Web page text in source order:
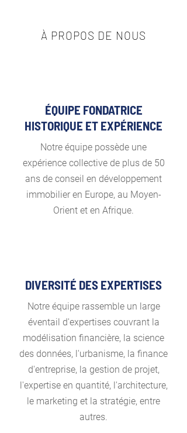
À PROPOS DE NOUS
ÉQUIPE FONDATRICE
HISTORIQUE ET EXPÉRIENCE
Notre équipe possède une
expérience collective de plus de 50
ans de conseil en développement
immobilier en Europe, au Moyen-
Orient et en Afrique.
DIVERSITÉ DES EXPERTISES
Notre équipe rassemble un large
éventail d'expertises couvrant la
modélisation financière, la science
des données, l'urbanisme, la finance
d'entreprise, la gestion de projet,
l'expertise en quantité, l'architecture,
le marketing et la stratégie, entre
autres.